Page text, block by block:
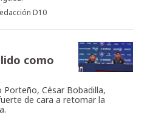
D10
como
Porteño, César Bobadilla,
de cara a retomar la